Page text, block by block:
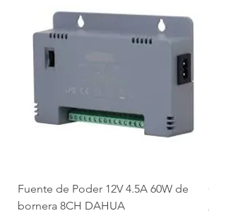
completa oscuridad : 20 Mts
IP67- Resistente a agua, sol,
polvo y distintas condiciones
climatológicas
Puede utilizarse sola o con NVR
Puede conectarse a Hikconnect
Fuente de Poder 12V 4.5A 60W de
bornera 8CH DAHUA